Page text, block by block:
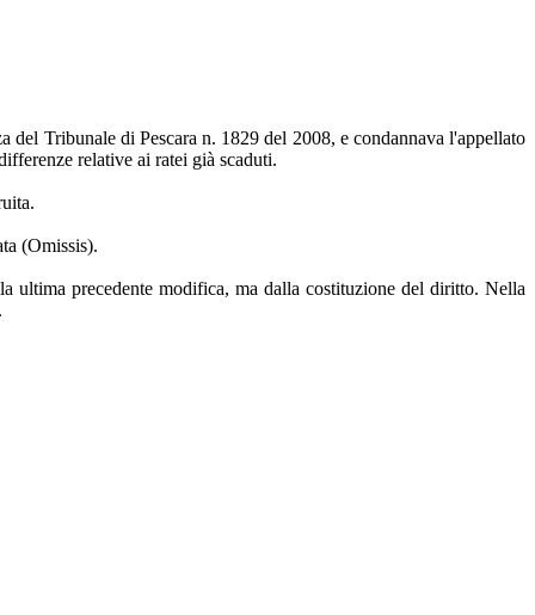
Tribunale di Pescara n. 1829 del 2008, e condannava l'appellato
relative ai ratei già scaduti.
(Omissis).
ultima precedente modifica, ma dalla costituzione del diritto. Nella